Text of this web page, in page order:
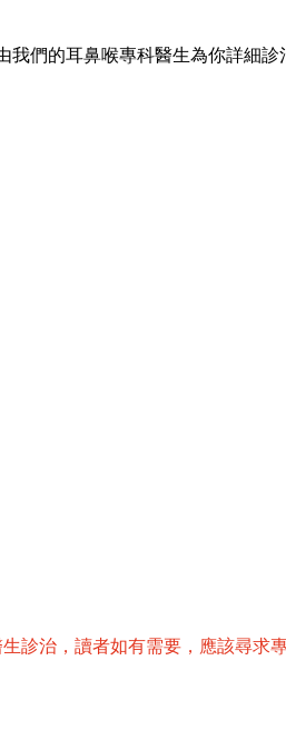
我們的耳鼻喉專科醫生為你詳細診
診治，讀者如有需要，應該尋求